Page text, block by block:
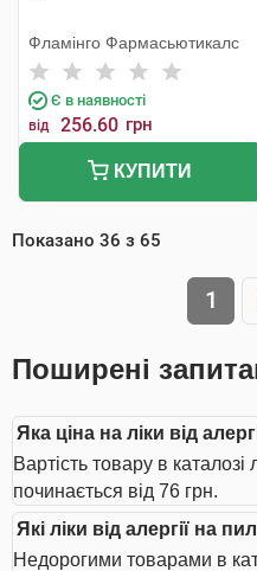
Фламінго Фармасьютикалс
Є в наявності
від 256.60 грн
КУПИТИ
Показано 36 з 65
1
Поширені
Яка ціна на ліки від
Вартість товару в каталозі
починається від 76 грн.
Які ліки від алергії на
Недорогими товарами в